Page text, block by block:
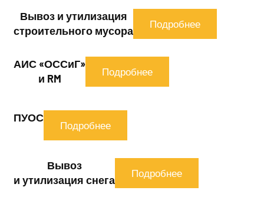
Вывоз и утилизация
строительного мусора
Подробнее
АИС «ОССиГ»
и RM
Подробнее
ПУОС
Подробнее
Вывоз
и утилизация снега
Подробнее